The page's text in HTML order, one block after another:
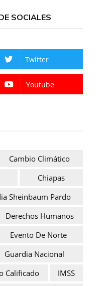
SOCIALES
Twitter
Youtube
Cambio Climático
Chiapas
Sheinbaum Pardo
Derechos Humanos
Evento De Norte
Guardia Nacional
Calificado
IMSS